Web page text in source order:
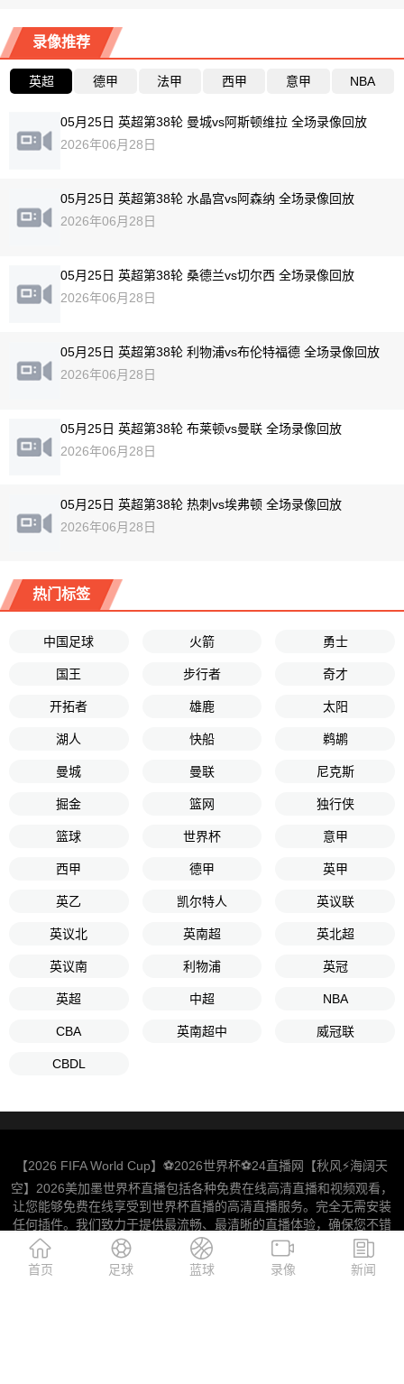
录像推荐
英超 德甲 法甲 西甲 意甲 NBA
05月25日 英超第38轮 曼城vs阿斯顿维拉 全场录像回放
2026年06月28日
05月25日 英超第38轮 水晶宫vs阿森纳 全场录像回放
2026年06月28日
05月25日 英超第38轮 桑德兰vs切尔西 全场录像回放
2026年06月28日
05月25日 英超第38轮 利物浦vs布伦特福德 全场录像回放
2026年06月28日
05月25日 英超第38轮 布莱顿vs曼联 全场录像回放
2026年06月28日
05月25日 英超第38轮 热刺vs埃弗顿 全场录像回放
2026年06月28日
热门标签
中国足球 火箭 勇士
国王 步行者 奇才
开拓者 雄鹿 太阳
湖人 快船 鹈鹕
曼城 曼联 尼克斯
掘金 篮网 独行侠
篮球 世界杯 意甲
西甲 德甲 英甲
英乙 凯尔特人 英议联
英议北 英南超 英北超
英议南 利物浦 英冠
英超 中超 NBA
CBA 英南超中 威冠联
CBDL
【2026 FIFA World Cup】⚽2026世界杯⚽24直播网【秋风⚡️海阔天
空】2026美加墨世界杯直播包括各种免费在线高清直播和视频观看，
让您能够免费在线享受到世界杯直播的高清直播服务。完全无需安装
任何插件。我们致力于提供最流畅、最清晰的直播体验，确保您不错
过任何一次世界杯直播的精彩瞬间。选择24直播网，就是选择了便
捷、高效和高质量的世界杯直播观赛体验。
Copyright © 2026 All Rights Reserved 24直播网 版权所有
首页 足球 蓝球 录像 新闻